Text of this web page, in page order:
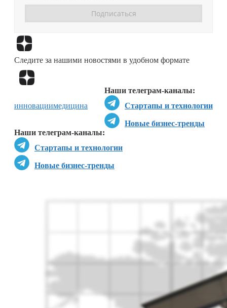
Следите за нашими новостями в удобном формате
Наши телеграм-каналы:
Стартапы и технологии
Новые бизнес-тренды
Наши телеграм-каналы:
Стартапы и технологии
Новые бизнес-тренды
инновациимедицина